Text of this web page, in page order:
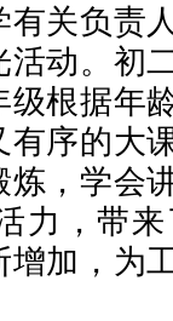
关负责
动。初
根据年
序的大
，学会
力，带
加，为